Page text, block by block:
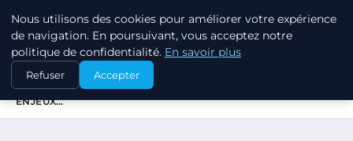
RSE ENJEUX
ACCUEIL
ENVIRONNEMENT
ÉCOSYSTÈMES EN ÉVOLUTION : COMPRENDRE LES
ENJEUX…
Nous utilisons des cookies pour améliorer votre expérience
de navigation. En poursuivant, vous acceptez notre
politique de confidentialité. En savoir plus
Refuser Accepter